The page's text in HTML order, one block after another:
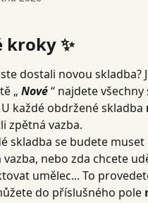
kroky ✨
dostali novou skladba?
„ Nové “ najdete
každé obdržené skladba
zpětná vazba.
skladba se budete
vazba, nebo zda chcete
umělec... To
do příslušného pole